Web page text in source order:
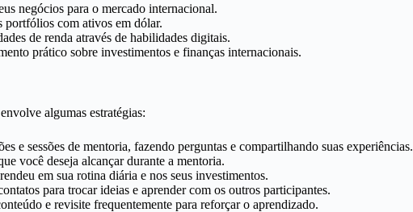
negócios para o mercado internacional.
portfólios com ativos em dólar.
de renda através de habilidades digitais.
prático sobre investimentos e finanças internacionais.
algumas estratégias:
e sessões de mentoria, fazendo perguntas e compartilhando suas experiências.
você deseja alcançar durante a mentoria.
em sua rotina diária e nos seus investimentos.
para trocar ideias e aprender com os outros participantes.
e revisite frequentemente para reforçar o aprendizado.